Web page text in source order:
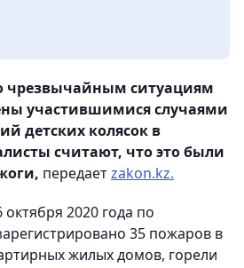
чрезвычайным ситуациям
участившимися случаями
детских колясок в
считают, что это были
передаетzakon.kz.
2020 года по
35 пожаров в
жилых домов, горели